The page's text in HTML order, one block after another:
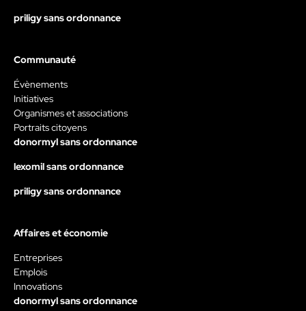
priligy sans ordonnance
Communauté
Évènements
Initiatives
Organismes et associations
Portraits citoyens
donormyl sans ordonnance
lexomil sans ordonnance
priligy sans ordonnance
Affaires et économie
Entreprises
Emplois
Innovations
donormyl sans ordonnance